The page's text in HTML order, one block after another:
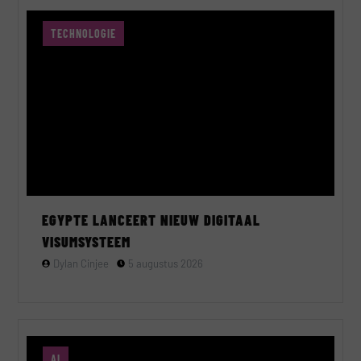
TECHNOLOGIE
EGYPTE LANCEERT NIEUW DIGITAAL
VISUMSYSTEEM
Dylan Cinjee 5 augustus 2026